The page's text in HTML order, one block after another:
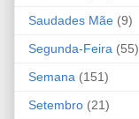
Saudades Mãe (9)
Segunda-Feira (55)
Semana (151)
Setembro (21)